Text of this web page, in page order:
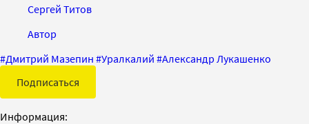
Сергей Титов
Автор
#Дмитрий Мазепин #Уралкалий #Александр Лукашенко
Подписаться
Информация: